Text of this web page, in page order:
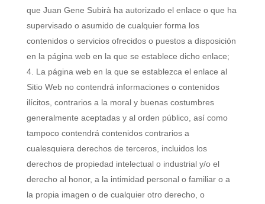
que Juan Gene Subirà ha autorizado el enlace o que ha
supervisado o asumido de cualquier forma los
contenidos o servicios ofrecidos o puestos a disposición
en la página web en la que se establece dicho enlace;
La página web en la que se establezca el enlace al
Sitio Web no contendrá informaciones o contenidos
ilícitos, contrarios a la moral y buenas costumbres
generalmente aceptadas y al orden público, así como
tampoco contendrá contenidos contrarios a
cualesquiera derechos de terceros, incluidos los
derechos de propiedad intelectual o industrial y/o el
derecho al honor, a la intimidad personal o familiar o a
la propia imagen o de cualquier otro derecho, o